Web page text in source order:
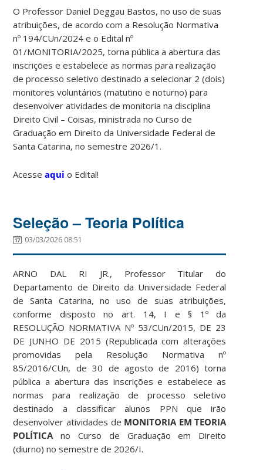
O Professor Daniel Deggau Bastos, no uso de suas
atribuições, de acordo com a Resolução Normativa
nº 194/CUn/2024 e o Edital nº
01/MONITORIA/2025, torna pública a abertura das
inscrições e estabelece as normas para realização
de processo seletivo destinado a selecionar 2 (dois)
monitores voluntários (matutino e noturno) para
desenvolver atividades de monitoria na disciplina
Direito Civil – Coisas, ministrada no Curso de
Graduação em Direito da Universidade Federal de
Santa Catarina, no semestre 2026/1.
Acesseaqui o Edital!
Seleção – Teoria Política
03/03/2026 08:51
ARNO DAL RI JR., Professor Titular do
Departamento de Direito da Universidade Federal
de Santa Catarina, no uso de suas atribuições,
conforme disposto no art. 14, I e § 1º da
RESOLUÇÃO NORMATIVA Nº 53/CUn/2015, DE 23
DE JUNHO DE 2015 (Republicada com alterações
promovidas pela Resolução Normativa nº
85/2016/CUn, de 30 de agosto de 2016) torna
pública a abertura das inscrições e estabelece as
normas para realização de processo seletivo
destinado a classificar alunos PPN que irão
desenvolver atividades de MONITORIA EM TEORIA
POLÍTICA no Curso de Graduação em Direito
(diurno) no semestre de 2026/I.